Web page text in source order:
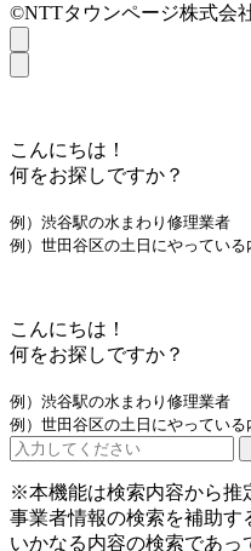
©NTTタウンページ株式会社
こんにちは！
何をお探しですか？
例）渋谷駅の水まわり修理業者
例）世田谷区の土日にやっている
こんにちは！
何をお探しですか？
例）渋谷駅の水まわり修理業者
例）世田谷区の土日にやっている
※本機能は検索内容から推
事業者情報の検索を補助す
いかなる内容の検索であっ